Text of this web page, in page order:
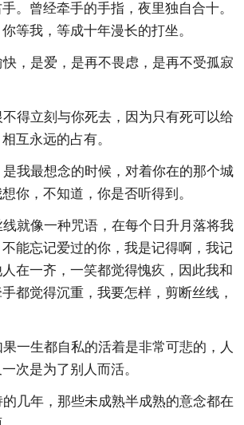
。曾经牵手的手指，夜里独自合十。
等我，等成十年漫长的打坐。
，是爱，是再不畏虑，是再不受孤寂
得立刻与你死去，因为只有死可以给
互永远的占有。
是我最想念的时候，对着你在的那个城
你，不知道，你是否听得到。
线就像一种咒语，在每个日升月落将我
能忘记爱过的你，我是记得啊，我记
在一齐，一笑都觉得愧疚，因此我和
都觉得沉重，我要怎样，剪断丝线，
一生都自私的活着是非常可悲的，人
次是为了别人而活。
几年，那些未成熟半成熟的意念都在